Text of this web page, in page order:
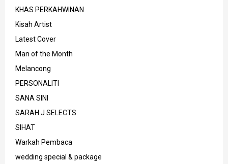
KHAS PERKAHWINAN
Kisah Artist
Latest Cover
Man of the Month
Melancong
PERSONALITI
SANA SINI
SARAH J SELECTS
SIHAT
Warkah Pembaca
wedding special & package